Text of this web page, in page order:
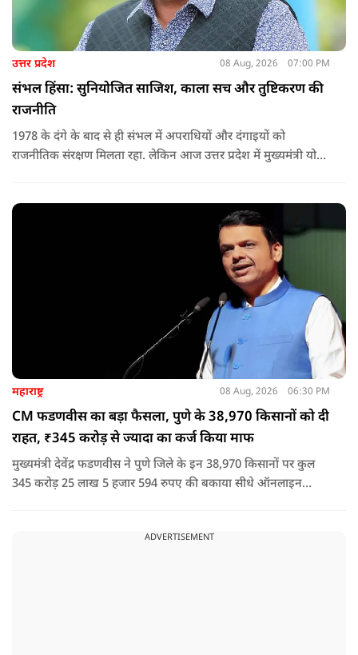
उत्तर प्रदेश 08 Aug, 2026 07:00 PM
संभल हिंसा: सुनियोजित साजिश, काला सच और तुष्टिकरण की
राजनीति
1978 के दंगे के बाद से ही संभल में अपराधियों और दंगाइयों को
राजनीतिक संरक्षण मिलता रहा. लेकिन आज उत्तर प्रदेश में मुख्यमंत्री योगी
नेता या सांसद क्यों न हो, यदि वह राज्य की शांति और सुरक्षा से खिलवाड़
महाराष्ट्र 08 Aug, 2026 06:30 PM
CM फडणवीस का बड़ा फैसला, पुणे के 38,970 किसानों को दी
राहत, ₹345 करोड़ से ज्यादा का कर्ज किया माफ
मुख्यमंत्री देवेंद्र फडणवीस ने पुणे जिले के इन 38,970 किसानों पर कुल
345 करोड़ 25 लाख 5 हजार 594 रुपए की बकाया सीधे ऑनलाइन
ADVERTISEMENT